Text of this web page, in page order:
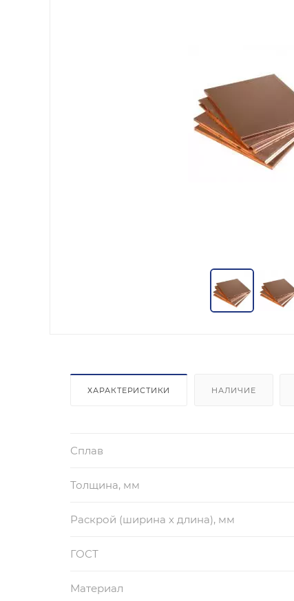
ХАРАКТЕРИСТИКИ НАЛИЧИЕ
Сплав
Толщина, мм
Раскрой (ширина х длина), мм
ГОСТ
Материал